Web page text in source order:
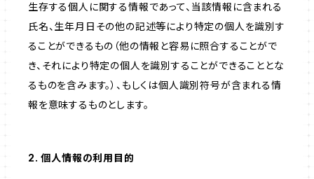
生存する個人に関する情報であって、当該情報に含まれる
氏名、生年月日その他の記述等により特定の個人を識別す
ることができるもの（他の情報と容易に照合することがで
き、それにより特定の個人を識別することができることとな
るものを含みます。）、もしくは個人識別符号が含まれる情
報を意味するものとします。
2. 個人情報の利用目的